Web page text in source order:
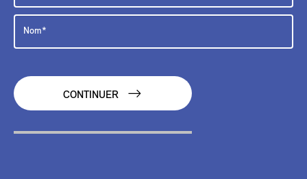
CONTINUER